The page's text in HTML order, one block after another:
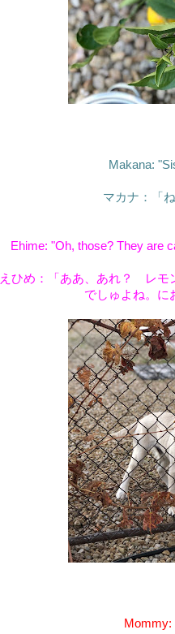
Makana:
マカナ：「
Ehime: "Oh, those? They are
えひめ：「ああ、あれ？ レモ
でしゅよね。に
Mommy: